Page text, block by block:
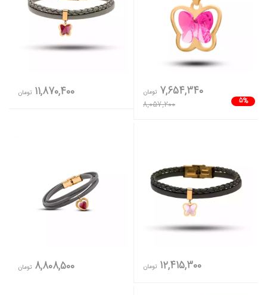
5%
7,654,340 تومان
8,057,200
11,870,400 تومان
12,415,300 تومان 8,808,500 تومان